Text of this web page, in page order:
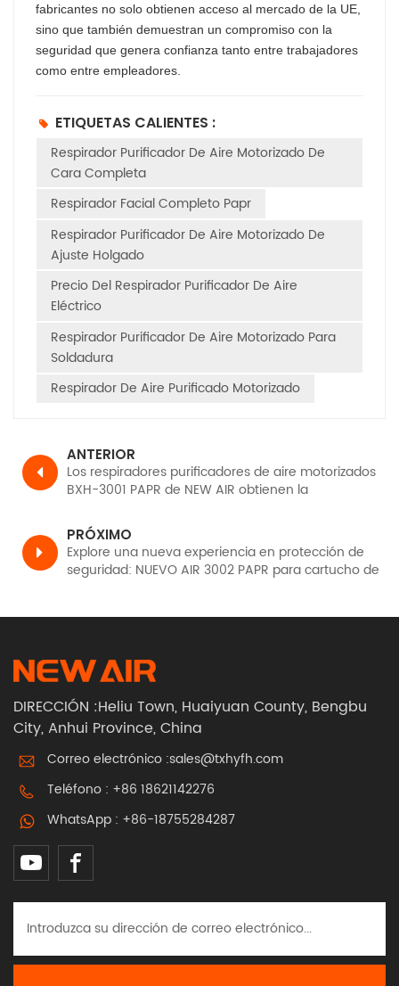
fabricantes no solo obtienen acceso al mercado de la UE,
sino que también demuestran un compromiso con la
seguridad que genera confianza tanto entre trabajadores
como entre empleadores.
ETIQUETAS CALIENTES :
Respirador Purificador De Aire Motorizado De
Cara Completa
Respirador Facial Completo Papr
Respirador Purificador De Aire Motorizado De
Ajuste Holgado
Precio Del Respirador Purificador De Aire
Eléctrico
Respirador Purificador De Aire Motorizado Para
Soldadura
Respirador De Aire Purificado Motorizado
ANTERIOR
Los respiradores purificadores de aire motorizados
BXH-3001 PAPR de NEW AIR obtienen la
PRÓXIMO
Explore una nueva experiencia en protección de
seguridad: NUEVO AIR 3002 PAPR para cartucho de
DIRECCIÓN :Heliu Town, Huaiyuan County, Bengbu
City, Anhui Province, China
Correo electrónico :sales@txhyfh.com
Teléfono : +86 18621142276
WhatsApp : +86-18755284287